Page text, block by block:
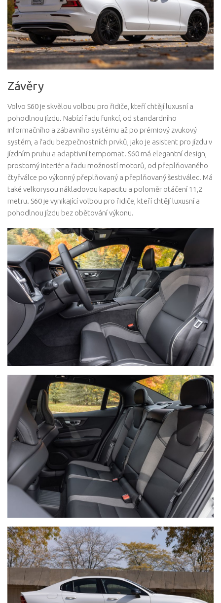
Závěry
Volvo S60 je skvělou volbou pro řidiče, kteří chtějí luxusní a
pohodlnou jízdu. Nabízí řadu funkcí, od standardního
informačního a zábavního systému až po prémiový zvukový
systém, a řadu bezpečnostních prvků, jako je asistent pro jízdu v
jízdním pruhu a adaptivní tempomat. S60 má elegantní design,
prostorný interiér a řadu možností motorů, od přeplňovaného
čtyřválce po výkonný přeplňovaný a přeplňovaný šestiválec. Má
také velkorysou nákladovou kapacitu a poloměr otáčení 11,2
metru. S60 je vynikající volbou pro řidiče, kteří chtějí luxusní a
pohodlnou jízdu bez obětování výkonu.